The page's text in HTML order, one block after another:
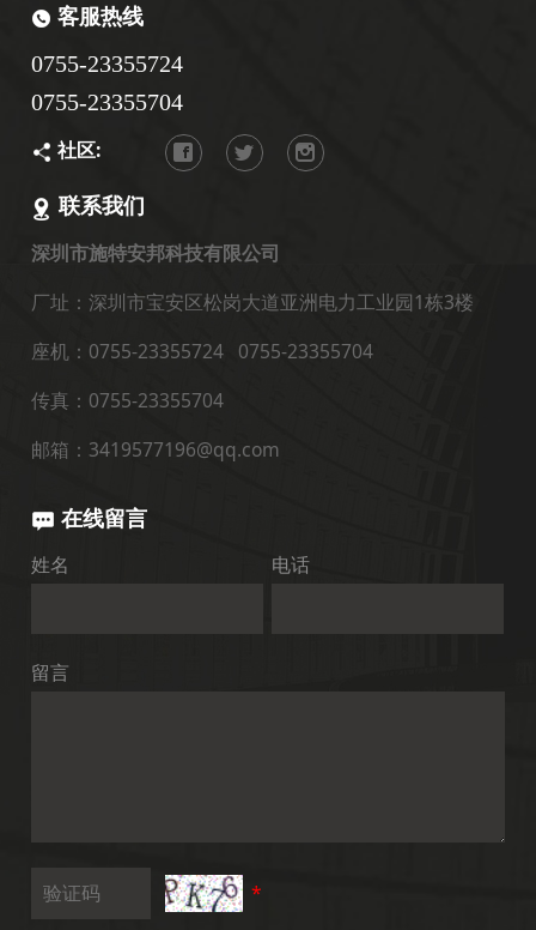
客服热线
0755-23355724
0755-23355704
社区:
联系我们
深圳市施特安邦科技有限公司
厂址：深圳市宝安区松岗大道亚洲电力工业园1栋3楼
座机：0755-23355724 0755-23355704
传真：0755-23355704
邮箱：3419577196@qq.com
在线留言
姓名 电话
留言
*